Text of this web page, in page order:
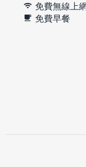
免費無線上
免費早餐